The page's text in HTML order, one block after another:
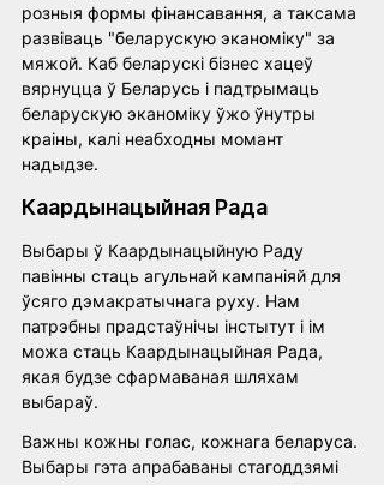
розныя формы фінансавання, а таксама
развіваць "беларускую эканоміку" за
мяжой. Каб беларускі бізнес хацеў
вярнуцца ў Беларусь і падтрымаць
беларускую эканоміку ўжо ўнутры
краіны, калі неабходны момант
надыдзе.
Каардынацыйная Рада
Выбары ў Каардынацыйную Раду
павінны стаць агульнай кампаніяй для
ўсяго дэмакратычнага руху. Нам
патрэбны прадстаўнічы інстытут і ім
можа стаць Каардынацыйная Рада,
якая будзе сфармаваная шляхам
выбараў.
Важны кожны голас, кожнага беларуса.
Выбары гэта апрабаваны стагоддзямі